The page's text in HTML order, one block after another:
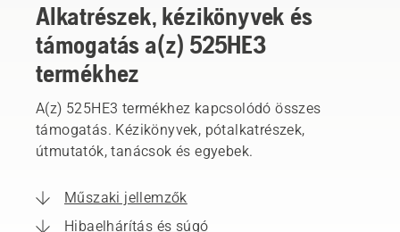
Alkatrészek, kézikönyvek és
támogatás a(z) 525HE3
termékhez
A(z) 525HE3 termékhez kapcsolódó összes
támogatás. Kézikönyvek, pótalkatrészek,
útmutatók, tanácsok és egyebek.
Műszaki jellemzők
Hibaelhárítás és súgó